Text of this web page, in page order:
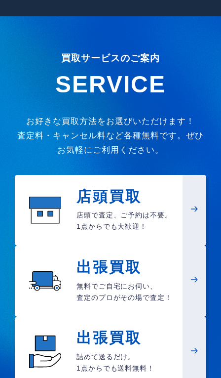
買取サービスのご案内
SERVICE
お好きな買取方法をお選びいただけます！
査定料・キャンセル料など各種無料です。ぜひ
お気軽にご利用ください。
店頭買取
店頭で査定、ご予約は不要。
1点からでも大歓迎！
出張買取
無料でご自宅にお伺い、
査定のプロがその場で査定！
出張買取
詰めて送るだけ。
1点からでも送料無料！